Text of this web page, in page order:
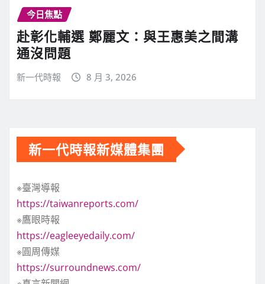
今日焦點
赴彰化輔選 鄭麗文：與王惠美之間溝
通沒問題
新一代時報 8 月 3, 2026
新一代時報新媒體集團
※臺灣導報
https://taiwanreports.com/
※鷹眼時報
https://eagleeyedaily.com/
※圓周傳媒
https://surroundnews.com/